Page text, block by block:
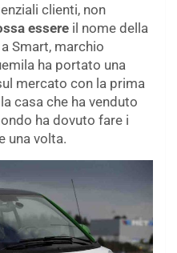
clienti, non
essere il nome della
Smart, marchio
ha portato una
mercato con la prima
casa che ha venduto
ha dovuto fare i
una volta.